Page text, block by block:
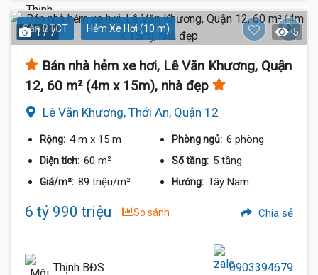
Sàn BTCT Hẻm Xe Hơi (10 m)
1 / 7 5
Bán nhà hẻm xe hơi, Lê Văn Khương, Quận
12, 60 m² (4m x 15m), nhà đẹp
Lê Văn Khương, Thới An, Quận 12
Rộng: 4 m x 15 m Phòng ngủ: 6 phòng
Diện tích: 60 m² Số tầng: 5 tầng
Giá/m²: 89 triệu/m² Hướng: Tây Nam
6 tỷ 990 triệu So sánh Chia sẻ
Thịnh BĐS 0903394679